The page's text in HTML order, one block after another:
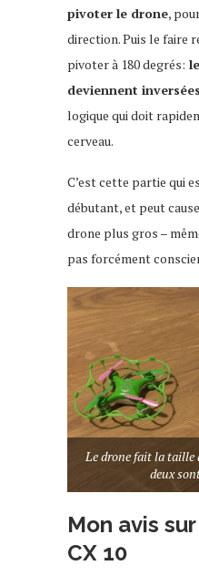
pivoter le drone,
direction. Puis le faire
pivoter à 180 degrés:
deviennent inversées
logique qui doit
cerveau.
C’est cette partie qui
débutant, et peut
drone plus gros –
pas forcément
Le drone fait la taille
deux
Mon avis
CX 10